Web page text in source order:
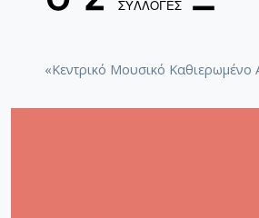
«Κεντρικό Μουσικό Καθιερωμένο